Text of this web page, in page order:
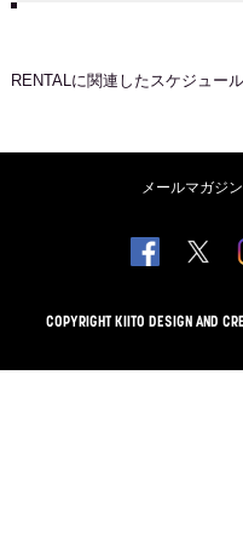
RENTAL に関連したスケジュー
メールマガジ
COPYRIGHT KIITO DESIGN AND